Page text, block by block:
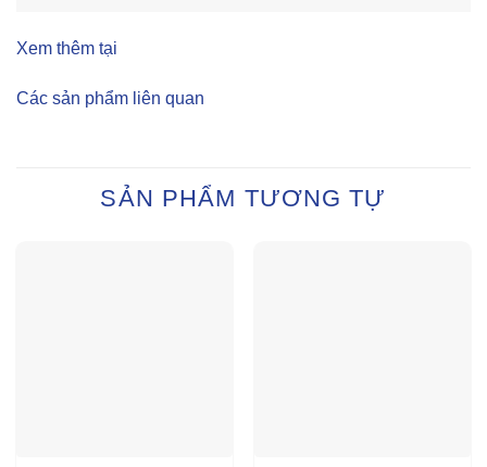
Xem thêm tại
Các sản phẩm liên quan
SẢN PHẨM TƯƠNG TỰ